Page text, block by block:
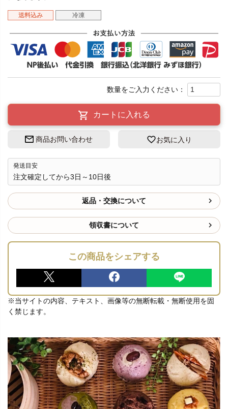
送料込み 冷凍
カートに入れる
商品お問い合わせ お気に入り
発送目安
注文確定してから3日～10日後
返品・交換について
領収書について
この商品をシェアする
※当サイトの内容、テキスト、画像等の無断転載・無断使用を固
く禁じます。